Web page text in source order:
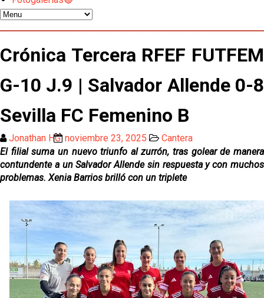
Los contratiempos para García Plaza por la mala
gestión de un inválido Consejo
El Sevilla C se queda en Tercera Federación
Atlético y Getafe agitan el mercado de LaLiga
Luis García Plaza: No sufrir ya es un paso adelante
El Sevilla FC plantea ampliar hasta cinco fichajes
más antes del cierre
contrato con el Genoa
Kochorashvili, seria opción para reforzar el centro
del campo sevillista
Sow muy cerca de cerrar su traspaso al Genoa
Crónica Tercera RFEF FUTFEM
G-10 J.9 | Salvador Allende 0-8
Sevilla FC Femenino B
Jonathan HG noviembre 23, 2025
Cantera
El filial suma un nuevo triunfo al zurrón, tras golear de manera
contundente a un Salvador Allende sin respuesta y con muchos
problemas. Xenia Barrios brilló con un triplete